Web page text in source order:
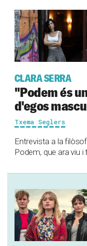
CLARA SERRA
"Podem és
d'egos
Txema Seglers
Entrevista a la
Podem, que ara viu